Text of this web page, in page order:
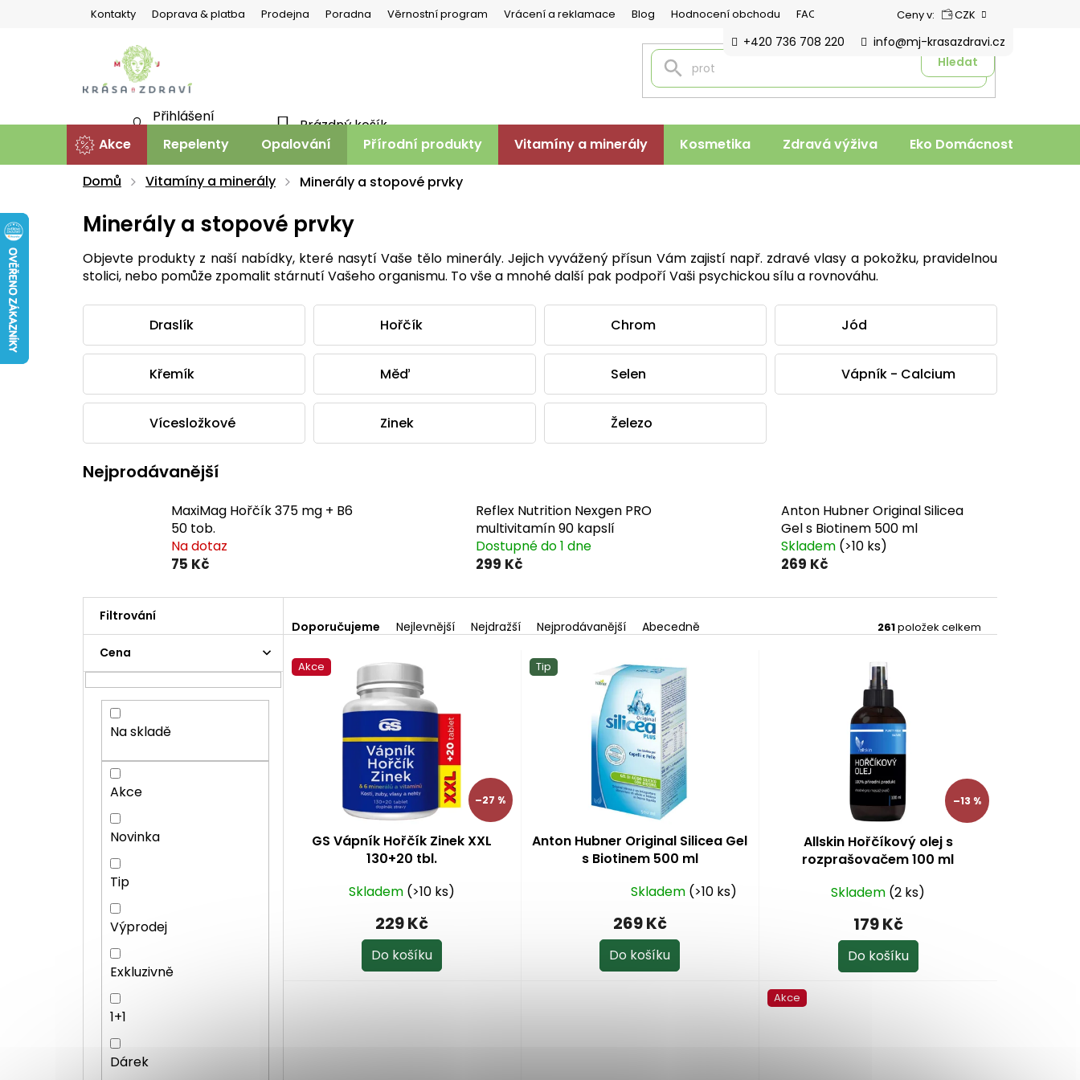
Kontakty Doprava & platba Prodejna Poradna Věrnostní program Vrácení a reklamace Blog Hodnocení obchodu FAQ Ceny v: CZK
Hledat
+420 736 708 220 info@mj-krasazdravi.cz
KOŠÍK
Prázdný košík
Přihlášení
Akce Repelenty Opalování Přírodní produkty Vitamíny a minerály Kosmetika Zdravá výživa Eko Domácnost
Domů
Vitamíny a minerály Minerály a stopové prvky
Minerály a stopové prvky
Objevte produkty z naší nabídky, které nasytí Vaše tělo minerály. Jejich vyvážený přísun Vám zajistí např. zdravé vlasy a pokožku, pravidelnou
stolici, nebo pomůže zpomalit stárnutí Vašeho organismu. To vše a mnohé další pak podpoří Vaši psychickou sílu a rovnováhu.
Draslík Hořčík Chrom Jód
Křemík Měď Selen Vápník - Calcium
Vícesložkové Zinek Železo
Nejprodávanější
MaxiMag Hořčík 375 mg + B6
50 tob.
Na dotaz
75 Kč
Reflex Nutrition Nexgen PRO
multivitamín 90 kapslí
Dostupné do 1 dne
299 Kč
Anton Hubner Original Silicea
Gel s Biotinem 500 ml
Skladem (>10 ks)
269 Kč
s
Cena
Na skladě
Akce
Novinka
Tip
Výprodej
Exkluzivně
1+1
Dárek
a
z
e
n
Doporučujeme Nejlevnější Nejdražší Nejprodávanější Abecedně 261položek celkem
V
ý Akce
–27 %
GS Vápník Hořčík Zinek XXL
130+20 tbl.
Skladem (>10 ks)
229 Kč
Do košíku
Tip
Anton Hubner Original Silicea Gel
s Biotinem 500 ml
Skladem (>10 ks)
269 Kč
Do košíku
–13 %
Allskin Hořčíkový olej s
rozprašovačem 100 ml
Skladem (2 ks)
179 Kč
Do košíku
Akce